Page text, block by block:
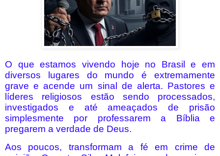
O que estamos vivendo hoje no Brasil e em
diversos lugares do mundo é extremamente
grave e acende um sinal de alerta. Pastores e
líderes religiosos estão sendo processados,
investigados e até ameaçados de prisão
simplesmente por professarem a Bíblia e
pregarem a verdade de Deus.
Aos poucos, transformam a fé em crime de